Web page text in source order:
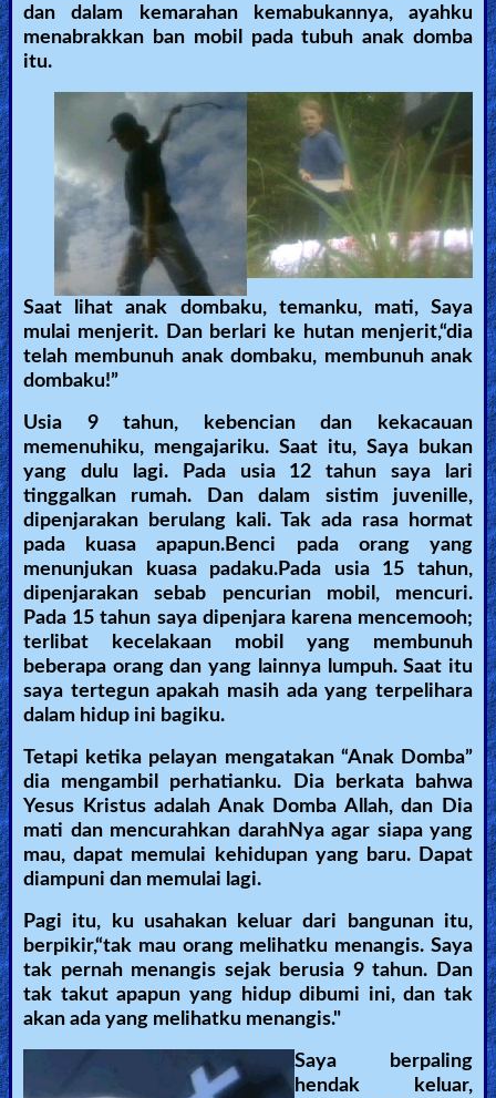
dan dalam kemarahan kemabukannya, ayahku
menabrakkan ban mobil pada tubuh anak domba
itu.
Saat lihat anak dombaku, temanku, mati, Saya
mulai menjerit. Dan berlari ke hutan menjerit,“dia
telah membunuh anak dombaku, membunuh anak
dombaku!”
Usia 9 tahun, kebencian dan kekacauan
memenuhiku, mengajariku. Saat itu, Saya bukan
yang dulu lagi. Pada usia 12 tahun saya lari
tinggalkan rumah. Dan dalam sistim juvenille,
dipenjarakan berulang kali. Tak ada rasa hormat
pada kuasa apapun.Benci pada orang yang
menunjukan kuasa padaku.Pada usia 15 tahun,
dipenjarakan sebab pencurian mobil, mencuri.
Pada 15 tahun saya dipenjara karena mencemooh;
terlibat kecelakaan mobil yang membunuh
beberapa orang dan yang lainnya lumpuh. Saat itu
saya tertegun apakah masih ada yang terpelihara
dalam hidup ini bagiku.
Tetapi ketika pelayan mengatakan “Anak Domba”
dia mengambil perhatianku. Dia berkata bahwa
Yesus Kristus adalah Anak Domba Allah, dan Dia
mati dan mencurahkan darahNya agar siapa yang
mau, dapat memulai kehidupan yang baru. Dapat
diampuni dan memulai lagi.
Pagi itu, ku usahakan keluar dari bangunan itu,
berpikir,“tak mau orang melihatku menangis. Saya
tak pernah menangis sejak berusia 9 tahun. Dan
tak takut apapun yang hidup dibumi ini, dan tak
akan ada yang melihatku menangis."
Saya berpaling
hendak keluar,